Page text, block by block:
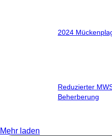
2024
Reduzierter
Beherberung
Mehr laden